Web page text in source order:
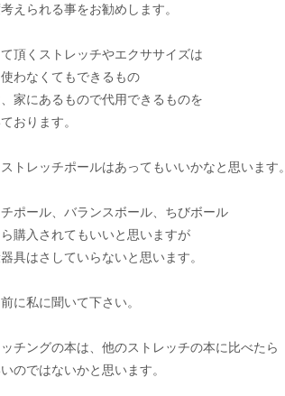
えられる事をお勧めします。
頂くストレッチやエクササイズは
わなくてもできるもの
家にあるもので代用できるものを
おります。
トレッチポールはあってもいいかなと思います。
ポール、バランスボール、ちびボール
購入されてもいいと思いますが
具はさしていらないと思います。
に私に聞いて下さい。
チングの本は、他のストレッチの本に比べたら
のではないかと思います。